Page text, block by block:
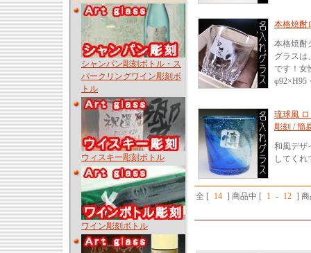
シャンパン彫刻ボトル・ス
パークリングワイン彫刻ボ
トル
ウィスキー彫刻ボトル
ワイン彫刻ボトル
本格焼酎
本格焼酎
グラスは
です！女
φ92×H95
琉球風
彫刻 / 簡
和風デザ
してくれ
全 [ 14 ] 商品中 [ 1 - 12 ] 商